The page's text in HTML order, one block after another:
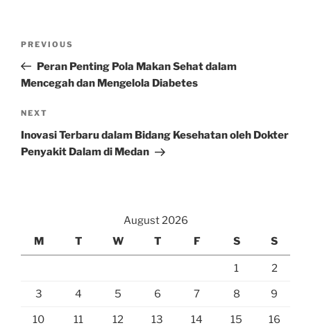
Previous
Post
PREVIOUS
Peran Penting Pola Makan Sehat dalam
Mencegah dan Mengelola Diabetes
Next
Post
NEXT
Inovasi Terbaru dalam Bidang Kesehatan oleh Dokter
Penyakit Dalam di Medan
August 2026
M
T W T F S S
1 2
3 4 5 6 7 8 9
10 11 12 13 14 15 16